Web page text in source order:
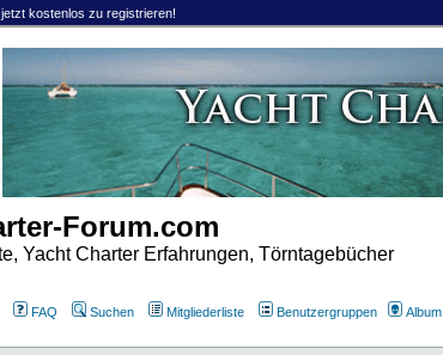
kostenlos zu registrieren!
Forum.com
Yacht Charter Erfahrungen, Törntagebücher
FAQ Suchen Mitgliederliste Benutzergruppen Album